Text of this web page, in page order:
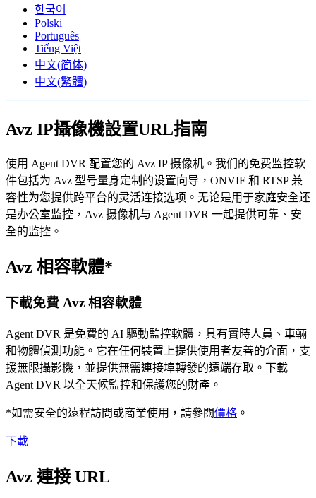
한국어
Polski
Português
Tiếng Việt
中文(简体)
中文(繁體)
Avz IP攝像機設置URL指南
使用 Agent DVR 配置您的 Avz IP 摄像机。我们的免费监控软
件包括为 Avz 型号量身定制的设置向导，ONVIF 和 RTSP 兼
容性为您提供跨平台的灵活连接选项。无论是用于家庭安全还
是办公室监控，Avz 摄像机与 Agent DVR 一起提供可靠、安
全的监控。
Avz 相容軟體*
下載免費 Avz 相容軟體
Agent DVR 是免費的 AI 驅動監控軟體，具有實時人員、車輛
和物體偵測功能。它在任何裝置上提供使用者友善的介面，支
援無限攝影機，並提供無需連接埠轉發的遠端存取。下載
Agent DVR 以全天候監控和保護您的財產。
*如需安全的遠程訪問或商業使用，請參閱價格 。
下載
Avz 連接 URL